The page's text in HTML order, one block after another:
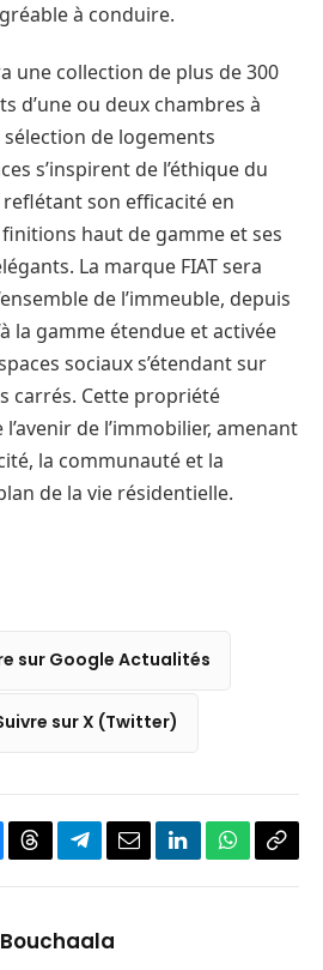
à conduire.
une collection de plus de 300
d’une ou deux chambres à
sélection de logements
s’inspirent de l’éthique du
reflétant son efficacité en
finitions haut de gamme et ses
La marque FIAT sera
de l’immeuble, depuis
la gamme étendue et activée
sociaux s’étendant sur
carrés. Cette propriété
de l’immobilier, amenant
la communauté et la
de la vie résidentielle.
sur Google Actualités
sur X (Twitter)
ThreadsPartager
Telegram
EmailLinkedInWhatsApp